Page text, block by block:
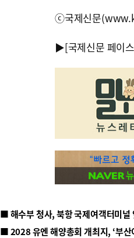
ⓒ국제신문
▶[국제신문 페이
■ 해수부 청사, 북항 국제여객터미널
■ 2028 유엔 해양총회 개최지, ‘부산